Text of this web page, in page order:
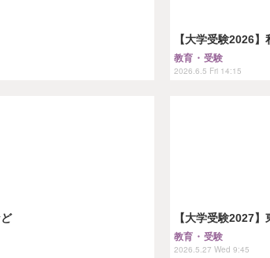
【大学受験2026
教育・受験
2026.6.5 Fri 14:15
【大学受験2027
教育・受験
2026.5.27 Wed 9:45